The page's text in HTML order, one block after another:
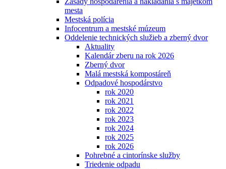
mesta
Mestská polícia
Infocentrum a mestské múzeum
Oddelenie technických služieb a zberný dvor
Aktuality
Kalendár zberu na rok 2026
Zberný dvor
Malá mestská kompostáreň
Odpadové hospodárstvo
rok 2020
rok 2021
rok 2022
rok 2023
rok 2024
rok 2025
rok 2026
Pohrebné a cintorínske služby
Triedenie odpadu